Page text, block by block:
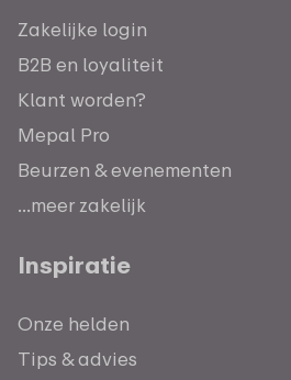
Zakelijke login
B2B en loyaliteit
Klant worden?
Mepal Pro
Beurzen & evenementen
...meer zakelijk
Inspiratie
Onze helden
Tips & advies